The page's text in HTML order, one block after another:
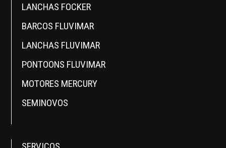
LANCHAS FOCKER
BARCOS FLUVIMAR
LANCHAS FLUVIMAR
PONTOONS FLUVIMAR
MOTORES MERCURY
SEMINOVOS